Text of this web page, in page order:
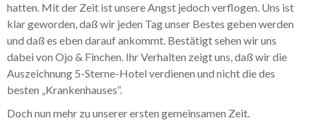
hatten. Mit der Zeit ist unsere Angst jedoch verflogen. Uns ist
klar geworden, daß wir jeden Tag unser Bestes geben werden
und daß es eben darauf ankommt. Bestätigt sehen wir uns
dabei von Ojo & Finchen. Ihr Verhalten zeigt uns, daß wir die
Auszeichnung 5-Sterne-Hotel verdienen und nicht die des
besten „Krankenhauses“.
Doch nun mehr zu unserer ersten gemeinsamen Zeit.